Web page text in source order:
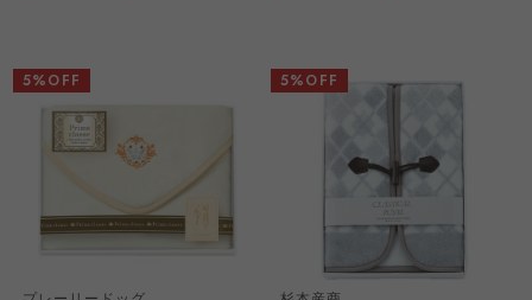
5%OFF 5%OFF